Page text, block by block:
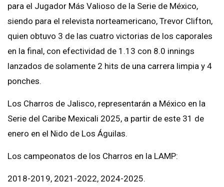
para el Jugador Más Valioso de la Serie de México,
siendo para el relevista norteamericano, Trevor Clifton,
quien obtuvo 3 de las cuatro victorias de los caporales
en la final, con efectividad de 1.13 con 8.0 innings
lanzados de solamente 2 hits de una carrera limpia y 4
ponches.
Los Charros de Jalisco, representarán a México en la
Serie del Caribe Mexicali 2025, a partir de este 31 de
enero en el Nido de Los Águilas.
Los campeonatos de los Charros en la LAMP:
2018-2019, 2021-2022, 2024-2025.